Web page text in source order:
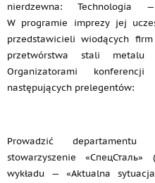
nierdzewna: Technologia
W programie imprezy jej
przedstawicieli wiodących
przetwórstwa stali
Organizatorami
następujących prelegentów:
Prowadzić departamentu
stowarzyszenie
wykładu — «Aktualna